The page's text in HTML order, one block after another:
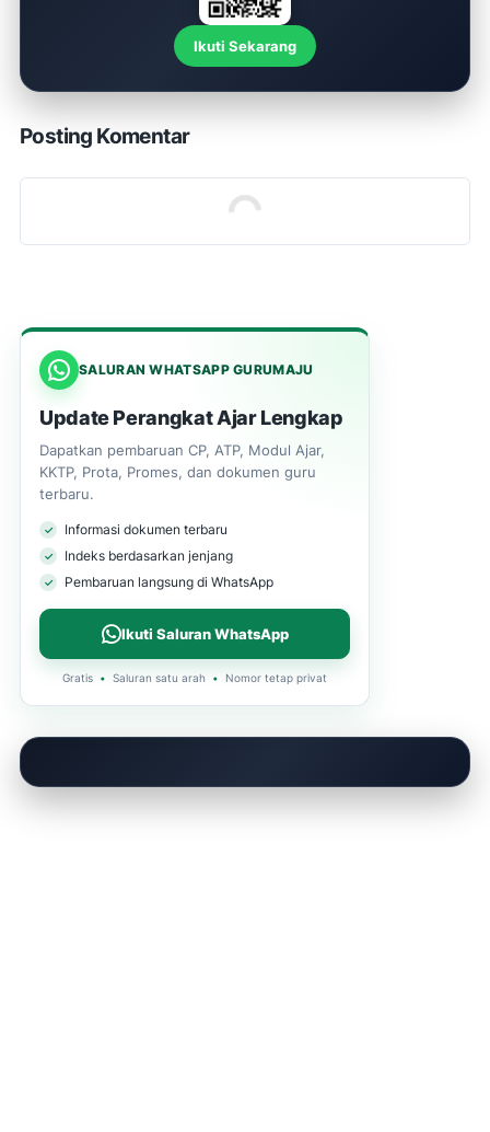
Ikuti Sekarang
Posting Komentar
SALURAN WHATSAPP GURUMAJU
Update Perangkat Ajar Lengkap
Dapatkan pembaruan CP, ATP, Modul Ajar,
KKTP, Prota, Promes, dan dokumen guru
terbaru.
Informasi dokumen terbaru
Indeks berdasarkan jenjang
Pembaruan langsung di WhatsApp
Ikuti Saluran WhatsApp
Gratis • Saluran satu arah • Nomor tetap privat